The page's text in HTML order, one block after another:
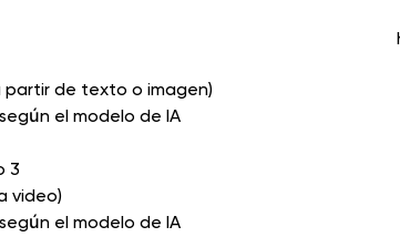
partir de texto o imagen)
el modelo de IA
3
video)
el modelo de IA